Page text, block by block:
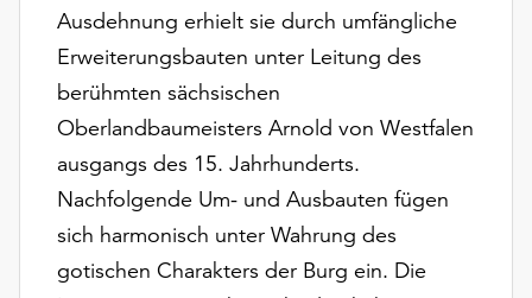
Einverständnis
weiterhin
ausgeführt.
Möchten
verwendeten
Cookies
anpassen,
Ausdehnung erhielt sie durch umfängliche
Erweiterungsbauten unter Leitung des
berühmten sächsischen
Oberlandbaumeisters Arnold von Westfalen
ausgangs des 15. Jahrhunderts.
Nachfolgende Um- und Ausbauten fügen
sich harmonisch unter Wahrung des
gotischen Charakters der Burg ein. Die